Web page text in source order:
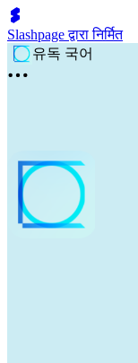
Slashpage द्वारा निर्मित
유독 국어